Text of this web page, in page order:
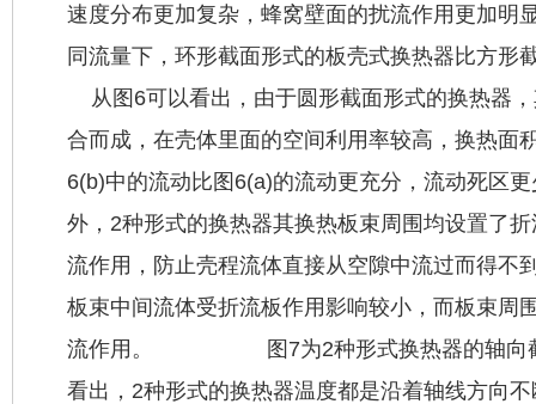
速度分布更加复杂，蜂窝壁面的扰流作用更加明
同流量下，环形截面形式的板壳式换热器
从图6可以看出，由于圆形截面形式的换热器
合而成，在壳体里面的空间利用率较高，换热面
6(b)中的流动比图6(a)的流动更充分，流动死区
外，2种形式的换热器其换热板束周围均设置了
流作用，防止壳程流体直接从空隙中流过而得不
板束中间流体受折流板作用影响较小，而板束周
流作用。 图7为2种形式换热器的轴向截
看出，2种形式的换热器温度都是沿着轴线方向